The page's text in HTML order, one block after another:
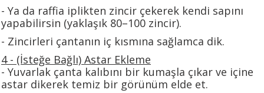
- Ya da raffia iplikten zincir çekerek kendi sapını
yapabilirsin (yaklaşık 80–100 zincir).
- Zincirleri çantanın iç kısmına sağlamca dik.
4️ - (İsteğe Bağlı) Astar Ekleme
- Yuvarlak çanta kalıbını bir kumaşla çıkar ve içine
astar dikerek temiz bir görünüm elde et.